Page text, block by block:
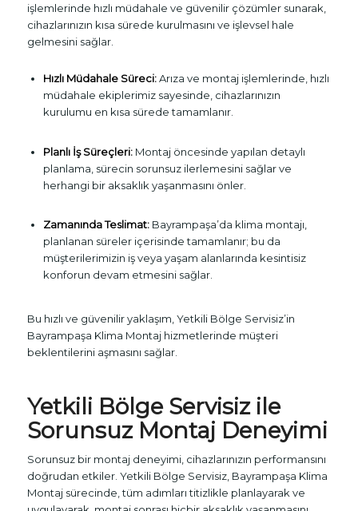
işlemlerinde hızlı müdahale ve güvenilir çözümler sunarak,
cihazlarınızın kısa sürede kurulmasını ve işlevsel hale
gelmesini sağlar.
Hızlı Müdahale Süreci:Arıza ve montaj işlemlerinde, hızlı
müdahale ekiplerimiz sayesinde, cihazlarınızın
kurulumu en kısa sürede tamamlanır.
Planlı İş Süreçleri:Montaj öncesinde yapılan detaylı
planlama, sürecin sorunsuz ilerlemesini sağlar ve
herhangi bir aksaklık yaşanmasını önler.
Zamanında Teslimat:Bayrampaşa’da klima montajı,
planlanan süreler içerisinde tamamlanır; bu da
müşterilerimizin iş veya yaşam alanlarında kesintisiz
konforun devam etmesini sağlar.
Bu hızlı ve güvenilir yaklaşım, Yetkili Bölge Servisiz’in
Bayrampaşa Klima Montaj hizmetlerinde müşteri
beklentilerini aşmasını sağlar.
Yetkili Bölge Servisiz ile
Sorunsuz Montaj Deneyimi
Sorunsuz bir montaj deneyimi, cihazlarınızın performansını
doğrudan etkiler. Yetkili Bölge Servisiz, Bayrampaşa Klima
Montaj sürecinde, tüm adımları titizlikle planlayarak ve